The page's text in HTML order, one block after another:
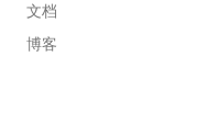
文档
博客